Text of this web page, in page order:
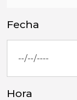
Fecha
Hora